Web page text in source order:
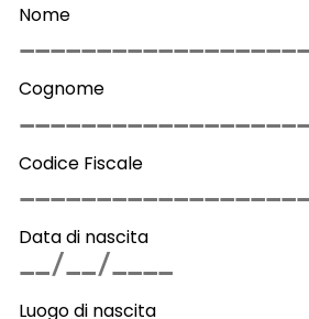
Nome
Cognome
Codice Fiscale
Data di nascita
Luogo di nascita